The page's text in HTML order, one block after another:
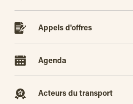
Appels d'offres
Agenda
Acteurs du transport